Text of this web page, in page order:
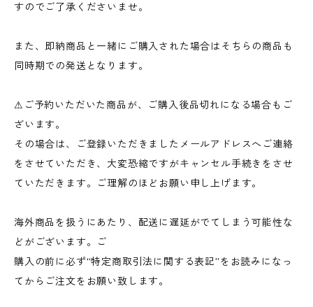
すのでご了承くださいませ。
また、即納商品と一緒にご購入された場合はそちらの商品も
同時期での発送となります。
⚠︎ご予約いただいた商品が、ご購入後品切れになる場合もご
ざいます。
その場合は、ご登録いただきましたメールアドレスへご連絡
をさせていただき、大変恐縮ですがキャンセル手続きをさせ
ていただきます。ご理解のほどお願い申し上げます。
海外商品を扱うにあたり、配送に遅延がでてしまう可能性な
どがございます。ご
購入の前に必ず“特定商取引法に関する表記”をお読みになっ
てからご注文をお願い致します。